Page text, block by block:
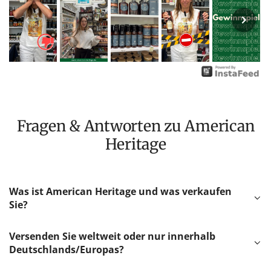
Fragen & Antworten zu American
Heritage
Was ist American Heritage und was verkaufen
Sie?
Versenden Sie weltweit oder nur innerhalb
Deutschlands/Europas?